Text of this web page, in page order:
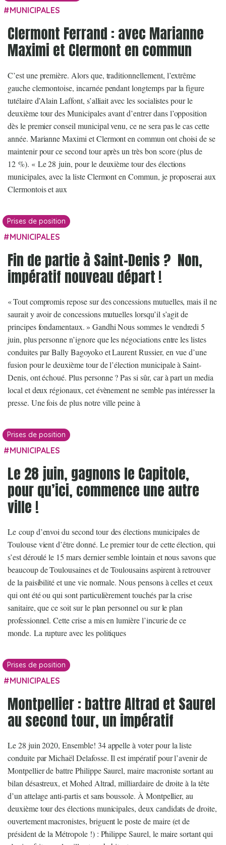
MUNICIPALES
Clermont Ferrand : avec Marianne
Maximi et Clermont en commun
C’est une première. Alors que, traditionnellement, l’extrême
gauche clermontoise, incarnée pendant longtemps par la figure
tutélaire d’Alain Laffont, s’alliait avec les socialistes pour le
deuxième tour des Municipales avant d’entrer dans l’opposition
dès le premier conseil municipal venu, ce ne sera pas le cas cette
année. Marianne Maximi et Clermont en commun ont choisi de se
maintenir pour ce second tour après un très bon score (plus de
12 %). « Le 28 juin, pour le deuxième tour des élections
municipales, avec la liste Clermont en Commun, je proposerai aux
Clermontois et aux
Prises de position
MUNICIPALES
Fin de partie à Saint-Denis ? Non,
impératif nouveau départ !
« Tout compromis repose sur des concessions mutuelles, mais il ne
saurait y avoir de concessions mutuelles lorsqu’il s’agit de
principes fondamentaux. » Gandhi Nous sommes le vendredi 5
juin, plus personne n’ignore que les négociations entre les listes
conduites par Bally Bagoyoko et Laurent Russier, en vue d’une
fusion pour le deuxième tour de l’élection municipale à Saint-
Denis, ont échoué. Plus personne ? Pas si sûr, car à part un media
local et deux régionaux, cet évènement ne semble pas intéresser la
presse. Une fois de plus notre ville peine à
Prises de position
MUNICIPALES
Le 28 juin, gagnons le Capitole,
pour qu’ici, commence une autre
ville !
Le coup d’envoi du second tour des élections municipales de
Toulouse vient d’être donné. Le premier tour de cette élection, qui
s’est déroulé le 15 mars dernier semble lointain et nous savons que
beaucoup de Toulousaines et de Toulousains aspirent à retrouver
de la paisibilité et une vie normale. Nous pensons à celles et ceux
qui ont été ou qui sont particulièrement touchés par la crise
sanitaire, que ce soit sur le plan personnel ou sur le plan
professionnel. Cette crise a mis en lumière l’incurie de ce
monde. La rupture avec les politiques
Prises de position
MUNICIPALES
Montpellier : battre Altrad et Saurel
au second tour, un impératif
Le 28 juin 2020, Ensemble! 34 appelle à voter pour la liste
conduite par Michaël Delafosse. Il est impératif pour l’avenir de
Montpellier de battre Philippe Saurel, maire macroniste sortant au
bilan désastreux, et Mohed Altrad, milliardaire de droite à la tête
d’un attelage anti-partis et sans boussole. À Montpellier, au
deuxième tour des élections municipales, deux candidats de droite,
ouvertement macronistes, briguent le poste de maire (et de
président de la Métropole !) : Philippe Saurel, le maire sortant qui